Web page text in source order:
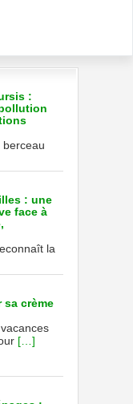
:
: une
face à
la
sa crème
[…]